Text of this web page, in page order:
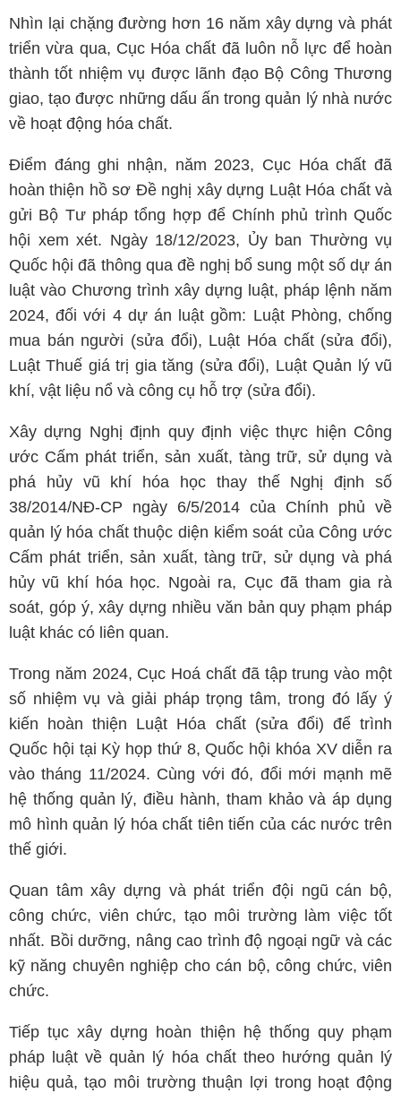
Nhìn lại chặng đường hơn 16 năm xây dựng và phát
triển vừa qua, Cục Hóa chất đã luôn nỗ lực để hoàn
thành tốt nhiệm vụ được lãnh đạo Bộ Công Thương
giao, tạo được những dấu ấn trong quản lý nhà nước
về hoạt động hóa chất.
Điểm đáng ghi nhận, năm 2023, Cục Hóa chất đã
hoàn thiện hồ sơ Đề nghị xây dựng Luật Hóa chất và
gửi Bộ Tư pháp tổng hợp để Chính phủ trình Quốc
hội xem xét. Ngày 18/12/2023, Ủy ban Thường vụ
Quốc hội đã thông qua đề nghị bổ sung một số dự án
luật vào Chương trình xây dựng luật, pháp lệnh năm
2024, đối với 4 dự án luật gồm: Luật Phòng, chống
mua bán người (sửa đổi), Luật Hóa chất (sửa đổi),
Luật Thuế giá trị gia tăng (sửa đổi), Luật Quản lý vũ
khí, vật liệu nổ và công cụ hỗ trợ (sửa đổi).
Xây dựng Nghị định quy định việc thực hiện Công
ước Cấm phát triển, sản xuất, tàng trữ, sử dụng và
phá hủy vũ khí hóa học thay thế Nghị định số
38/2014/NĐ-CP ngày 6/5/2014 của Chính phủ về
quản lý hóa chất thuộc diện kiểm soát của Công ước
Cấm phát triển, sản xuất, tàng trữ, sử dụng và phá
hủy vũ khí hóa học. Ngoài ra, Cục đã tham gia rà
soát, góp ý, xây dựng nhiều văn bản quy phạm pháp
luật khác có liên quan.
Trong năm 2024, Cục Hoá chất đã tập trung vào một
số nhiệm vụ và giải pháp trọng tâm, trong đó lấy ý
kiến hoàn thiện Luật Hóa chất (sửa đổi) để trình
Quốc hội tại Kỳ họp thứ 8, Quốc hội khóa XV diễn ra
vào tháng 11/2024. Cùng với đó, đổi mới mạnh mẽ
hệ thống quản lý, điều hành, tham khảo và áp dụng
mô hình quản lý hóa chất tiên tiến của các nước trên
thế giới.
Quan tâm xây dựng và phát triển đội ngũ cán bộ,
công chức, viên chức, tạo môi trường làm việc tốt
nhất. Bồi dưỡng, nâng cao trình độ ngoại ngữ và các
kỹ năng chuyên nghiệp cho cán bộ, công chức, viên
chức.
Tiếp tục xây dựng hoàn thiện hệ thống quy phạm
pháp luật về quản lý hóa chất theo hướng quản lý
hiệu quả, tạo môi trường thuận lợi trong hoạt động